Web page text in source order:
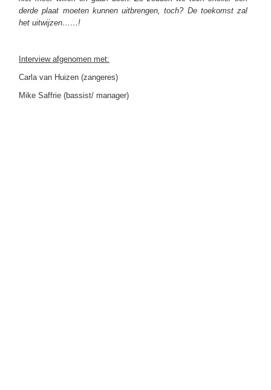
derde plaat moeten kunnen uitbrengen, toch? De toekomst zal
het uitwijzen……!
Interview afgenomen met:
Carla van Huizen (zangeres)
Mike Saffrie (bassist/ manager)